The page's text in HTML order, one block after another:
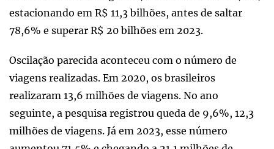
estacionando em R$ 11,3 bilhões, antes de saltar
78,6% e superar R$ 20 bilhões em 2023.
Oscilação parecida aconteceu com o número de
viagens realizadas. Em 2020, os brasileiros
realizaram 13,6 milhões de viagens. No ano
seguinte, a pesquisa registrou queda de 9,6%, 12,3
milhões de viagens. Já em 2023, esse número